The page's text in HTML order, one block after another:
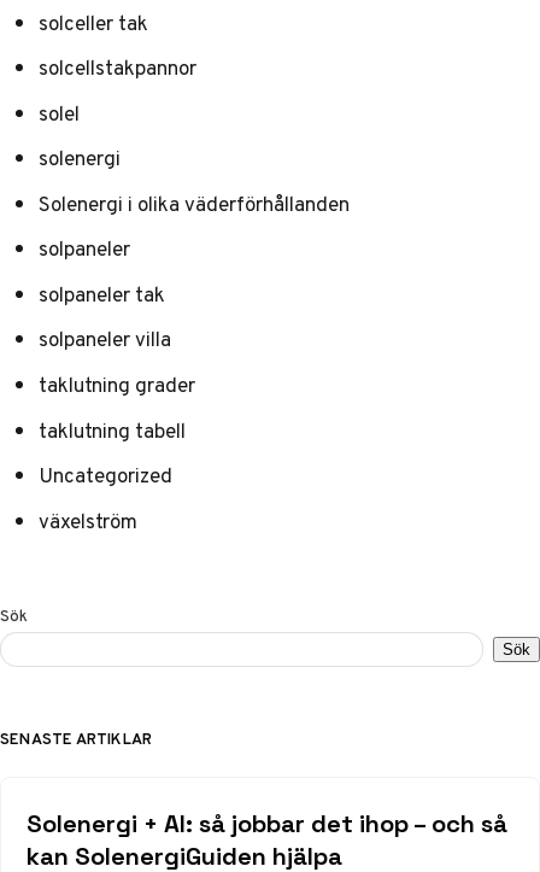
solceller tak
solcellstakpannor
solel
solenergi
Solenergi i olika väderförhållanden
solpaneler
solpaneler tak
solpaneler villa
taklutning grader
taklutning tabell
Uncategorized
växelström
Sök
Sök
SENASTE ARTIKLAR
Solenergi + AI: så jobbar det ihop – och så
kan SolenergiGuiden hjälpa